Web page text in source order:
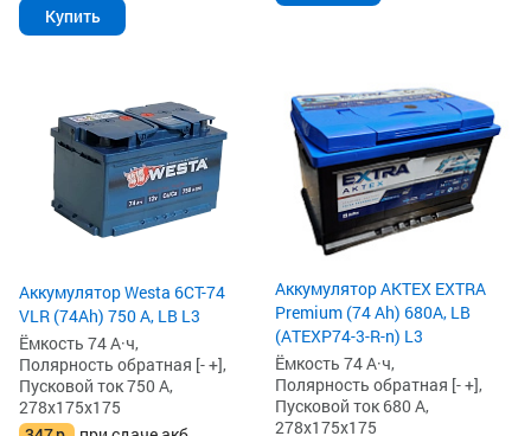
Купить
Аккумулятор Westa 6СТ-74
VLR (74Ah) 750 А, LB L3
Ёмкость 74 А·ч,
Полярность обратная [- +],
Пусковой ток 750 А,
278x175x175
Аккумулятор AKTEX EXTRA
Premium (74 Ah) 680A, LB
(ATEXP74-3-R-n) L3
Ёмкость 74 А·ч,
Полярность обратная [- +],
Пусковой ток 680 А,
278x175x175